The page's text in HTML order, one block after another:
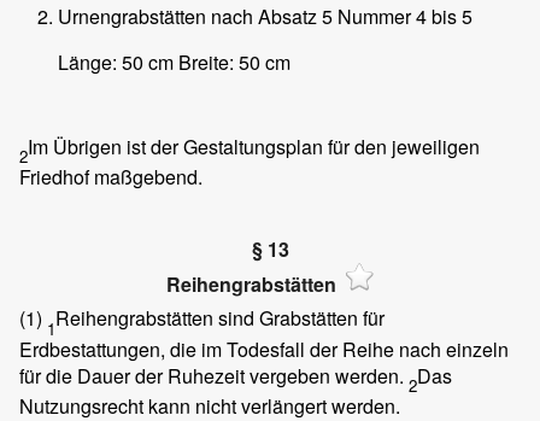
Urnengrabstätten nach Absatz 5 Nummer 4 bis 5
Länge: 50 cm Breite: 50 cm
2Im Übrigen ist der Gestaltungsplan für den jeweiligen
Friedhof maßgebend.
§ 13
Reihengrabstätten
(1) 1Reihengrabstätten sind Grabstätten für
Erdbestattungen, die im Todesfall der Reihe nach einzeln
für die Dauer der Ruhezeit vergeben werden. 2Das
Nutzungsrecht kann nicht verlängert werden.